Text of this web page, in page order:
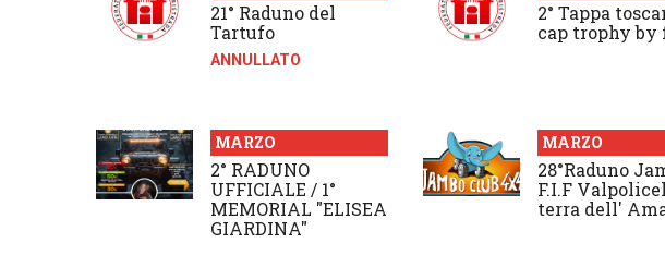
21° Raduno del
Tartufo
ANNULLATO
2° Tappa
cap trophy by
MARZO
2° RADUNO
UFFICIALE / 1°
MEMORIAL "ELISEA
GIARDINA"
MARZO
28°Raduno
F.I.F
terra dell'